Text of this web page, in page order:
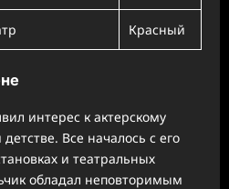
Красный
интерес к актерскому
Все началось с его
и театральных
обладал неповторимым